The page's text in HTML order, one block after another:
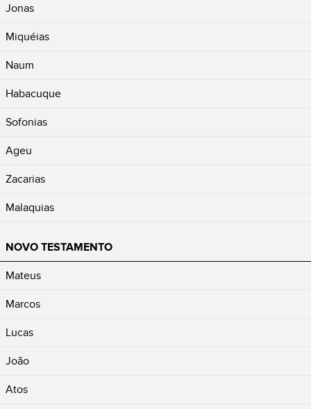
Jonas
Miquéias
Naum
Habacuque
Sofonias
Ageu
Zacarias
Malaquias
NOVO TESTAMENTO
Mateus
Marcos
Lucas
João
Atos